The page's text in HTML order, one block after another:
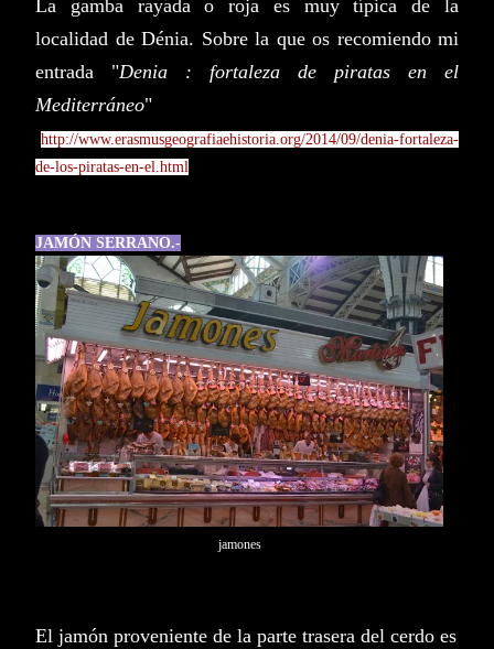
La gamba rayada o roja es muy típica de la
localidad de Dénia. Sobre la que os recomiendo mi
entrada "Denia : fortaleza de piratas en el
Mediterráneo"
http://www.erasmusgeografiaehistoria.org/2014/09/denia-fortaleza-
de-los-piratas-en-el.html
JAMÓN SERRANO.-
jamones
El jamón proveniente de la parte trasera del cerdo es